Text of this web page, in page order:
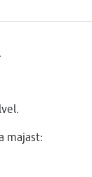
majast: